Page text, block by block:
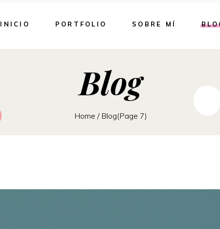
INICIO PORTFOLIO SOBRE MÍ
Blog
Home / Blog(Page 7)